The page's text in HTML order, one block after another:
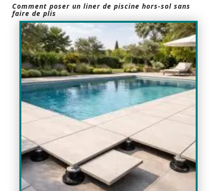
Comment poser un liner de piscine hors-sol sans
faire de plis